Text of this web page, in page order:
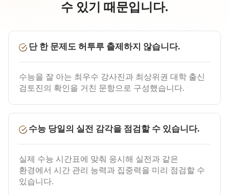
수 있기 때문입니다.
단 한 문제도 허투루 출제하지 않습니다.
수능을 잘 아는 최우수 강사진과 최상위권 대학 출신
검토진의 확인을 거친 문항으로 구성했습니다.
수능 당일의 실전 감각을 점검할 수 있습니다.
실제 수능 시간표에 맞춰 응시해 실전과 같은
환경에서 시간 관리 능력과 집중력을 미리 점검할 수
있습니다.